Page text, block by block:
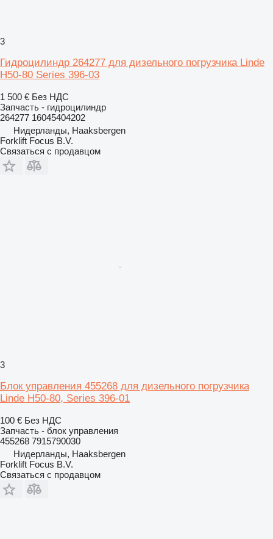
3
Гидроцилиндр 264277 для дизельного погрузчика Linde
H50-80 Series 396-03
1 500 € Без НДС
Запчасть - гидроцилиндр
264277 16045404202
Нидерланды, Haaksbergen
Forklift Focus B.V.
Связаться с продавцом
3
Блок управления 455268 для дизельного погрузчика
Linde H50-80, Series 396-01
100 € Без НДС
Запчасть - блок управления
455268 7915790030
Нидерланды, Haaksbergen
Forklift Focus B.V.
Связаться с продавцом